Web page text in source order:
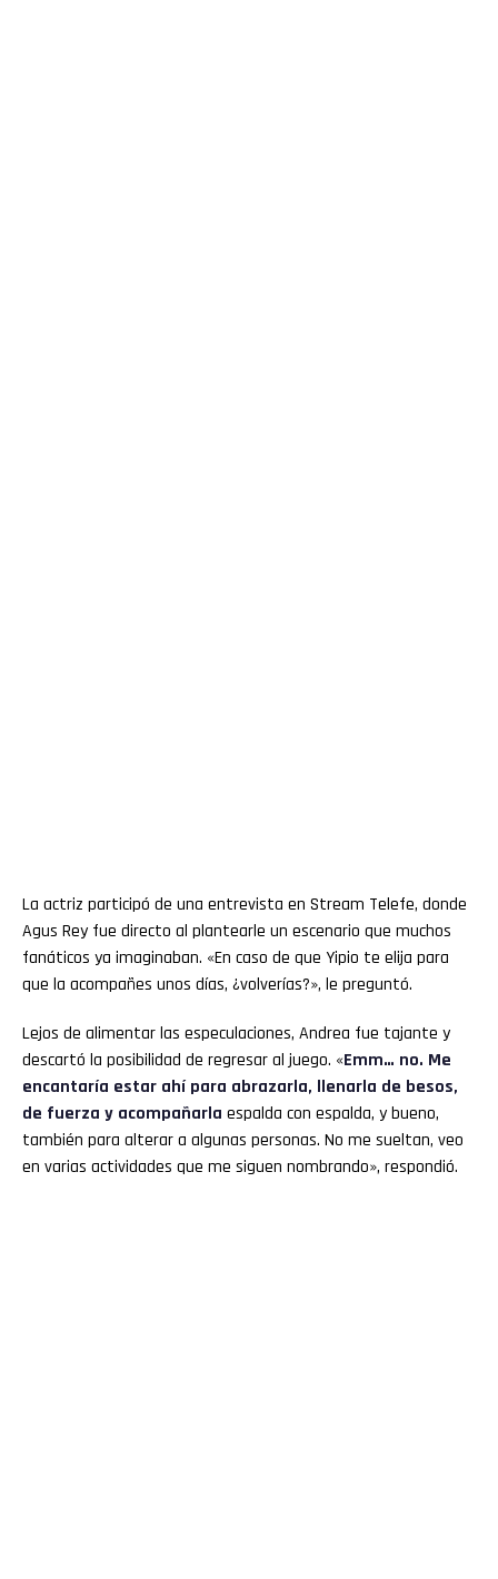
La actriz participó de una entrevista en Stream Telefe, donde
Agus Rey fue directo al plantearle un escenario que muchos
fanáticos ya imaginaban. «En caso de que Yipio te elija para
que la acompañes unos días, ¿volverías?», le preguntó.
Lejos de alimentar las especulaciones, Andrea fue tajante y
descartó la posibilidad de regresar al juego. «Emm… no. Me
encantaría estar ahí para abrazarla, llenarla de besos,
de fuerza y acompañarla espalda con espalda, y bueno,
también para alterar a algunas personas. No me sueltan, veo
en varias actividades que me siguen nombrando», respondió.